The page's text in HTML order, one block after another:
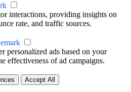
interactions, providing insights on
rate, and traffic sources.
personalized ads based on your
effectiveness of ad campaigns.
Accept All